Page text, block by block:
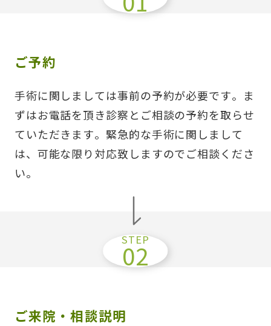
ご予約
手術に関しましては事前の予約が必要です。ま
ずはお電話を頂き診察とご相談の予約を取らせ
ていただきます。緊急的な手術に関しまして
は、可能な限り対応致しますのでご相談くださ
い。
ご来院・相談説明